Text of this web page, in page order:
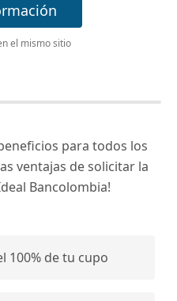
el mismo sitio
para todos los
ventajas de solicitar la
Bancolombia!
100% de tu cupo